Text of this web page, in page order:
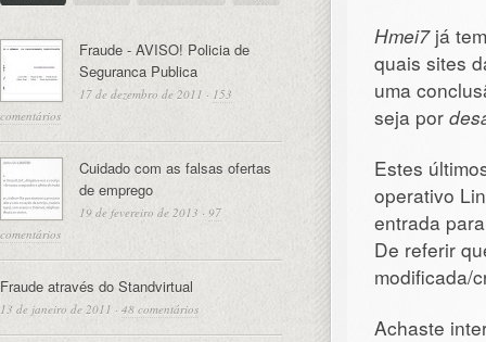
Hmei7já
quais sites
uma
seja por
Estes
operativo
entrada
De referir
modificada/
Achaste
Fraude - AVISO! Policia de
Seguranca Publica
17 de dezembro de 2011 · 153
comentários
Cuidado com as falsas ofertas
de emprego
19 de fevereiro de 2013 · 97
comentários
Fraude através do Standvirtual
13 de janeiro de 2011 · 48 comentários